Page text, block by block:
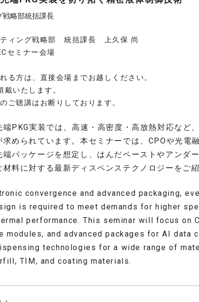
戦略部統括課長
ティング戦略部 統括課長 上久保 尚
セミナー会場
る方は、直接会場までお越しください。
戴いたします。
ご聴講はお断りしております。
端PKG実装では、高速・高密度・高放熱対応など
求められています。本セミナーでは、CPOや光電
端パッケージを想定し、はんだペーストやアンダ
材料に対する最新ディスペンステクノロジーをご
convergence and advanced packaging,
is required to meet demands for higher
performance. This seminar will focus on
modules, and advanced packages for AI data
technologies for a wide range of
TIM, and coating materials.